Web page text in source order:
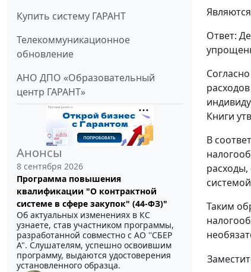
Купить систему ГАРАНТ
Телекоммуникационное
обновление
АНО ДПО «Образовательный
центр ГАРАНТ»
Анонсы
8 сентября 2026
Программа повышения
квалификации "О контрактной
системе в сфере закупок" (44-ФЗ)"
Об актуальных изменениях в КС
узнаете, став участником программы,
разработанной совместно с АО ''СБЕР
А". Слушателям, успешно освоившим
программу, выдаются удостоверения
установленного образца.
Ответ:
Книги
В
Таким